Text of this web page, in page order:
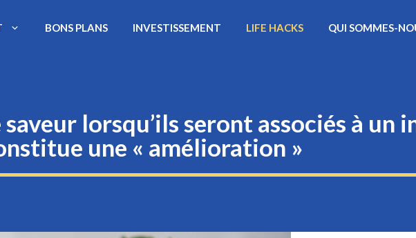
BONS PLANS INVESTISSEMENT LIFE HACKS QUI SOMMES-
lorsqu’ils seront associés à un
une « amélioration »